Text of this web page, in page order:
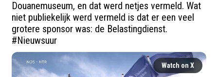
Douanemuseum, en dat werd netjes vermeld. Wat
niet publiekelijk werd vermeld is dat er een veel
#Nieuwsuur
Watch on X